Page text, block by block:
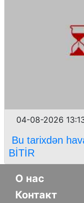
04-08-2026
Bu tarixdən
BİTİR
О нас
Контакт